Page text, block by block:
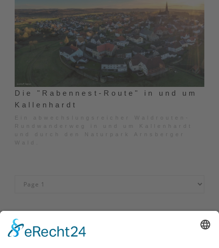
Die "Rabennest-Route" in und um
Kallenhardt
Ein abwechslungsreicher Waldrouten-
Rundwanderweg in und um Kallenhardt
und durch den Naturpark Arnsberger
Wald.